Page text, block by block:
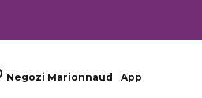
Negozi Marionnaud App